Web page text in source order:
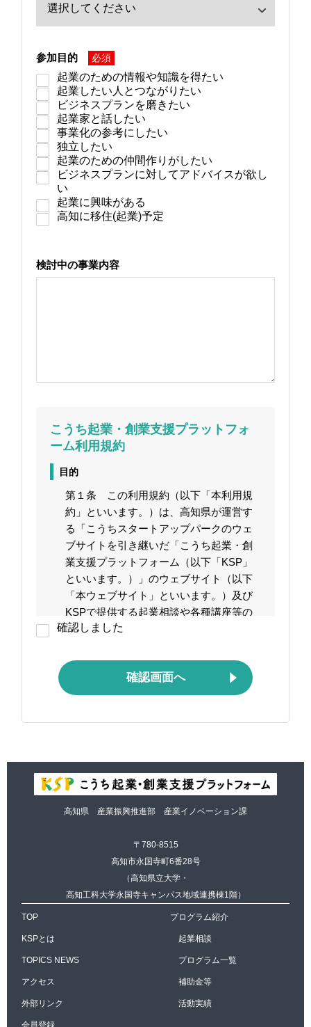
参加目的 必須
起業のための情報や知識を得たい
起業したい人とつながりたい
ビジネスプランを磨きたい
起業家と話したい
事業化の参考にしたい
独立したい
起業のための仲間作りがしたい
ビジネスプランに対してアドバイスが欲し
い
起業に興味がある
高知に移住(起業)予定
検討中の事業内容
こうち起業・創業支援プラットフォ
ーム利用規約
目的
第１条 この利用規約（以下「本利用規
約」といいます。）は、高知県が運営す
る「こうちスタートアップパークのウェ
ブサイトを引き継いだ「こうち起業・創
業支援プラットフォーム（以下「KSP」
といいます。）」のウェブサイト（以下
「本ウェブサイト」といいます。）及び
KSPで提供する起業相談や各種講座等の
サービス（以下「本サービス」といいま
利用者（総称して以下「利用者」といい
ます。）が利用する際の利用条件を定め
るものです。
ェブサイトにおいて所定の情報（以下
「登録事項」といいます。）を提供する
ことで、登録を申請するものとします。
会員本人による利用
第３条 会員は、本ウェブサイトに関す
るログインID及びパスワードを自己の責
任において適切に管理保管するものと
し、これを第三者に利用させ、貸与、譲
渡、名義変更又は売買等の対象としては
ならないものとします。
た場合には、本ウェブサイト所定の方法
により、該当する変更事項を遅滞なく届
確認しました
確認画面へ
高知県 産業振興推進部 産業イノベーション課
〒780-8515
高知市永国寺町6番28号
（高知県立大学・
高知工科大学永国寺キャンパス地域連携棟1階）
TOP
KSPとは
TOPICS NEWS
アクセス
外部リンク
会員登録
プログラム紹介
起業相談
プログラム一覧
補助金等
活動実績